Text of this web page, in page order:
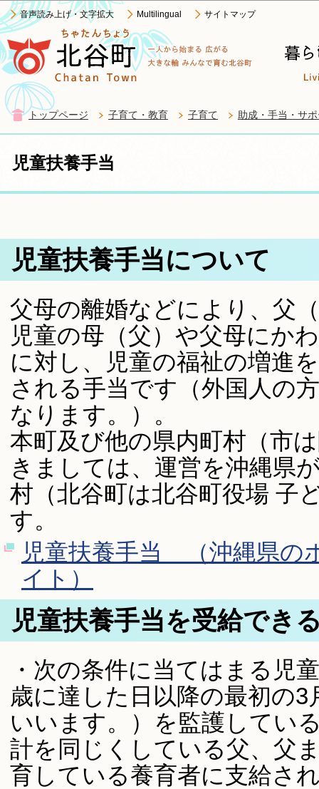
音声読み上げ・文字拡大 Multilingual サイトマップ
トップページ 子育て・教育 子育て 助成・手当・サ
児童扶養手当
児童扶養手当について
父母の離婚などにより、父
児童の母（父）や父母にか
に対し、児童の福祉の増進
される手当です（外国人の
なります。）。
本町及び他の県内町村（市
きましては、運営を沖縄県
村（北谷町は北谷町役場 子
す。
児童扶養手当 （沖縄県の
イト）
児童扶養手当を受給でき
・次の条件に当てはまる児
歳に達した日以降の最初の
いいます。）を監護してい
計を同じくしている父、父
育している養育者に支給さ